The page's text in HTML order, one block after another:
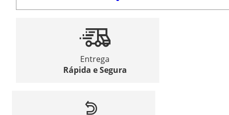
Entrega
Rápida e Segura